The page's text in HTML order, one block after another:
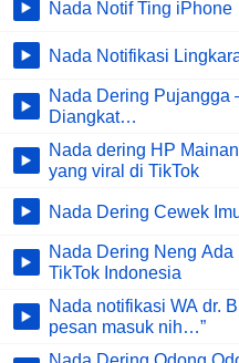
Nada Notif Ting iPhone
Nada Notifikasi
Nada Dering Pujangga
Diangkat…
Nada dering HP
yang viral di TikTok
Nada Dering Cewek
Nada Dering Neng Ada
TikTok Indonesia
Nada notifikasi WA dr.
pesan masuk nih…”